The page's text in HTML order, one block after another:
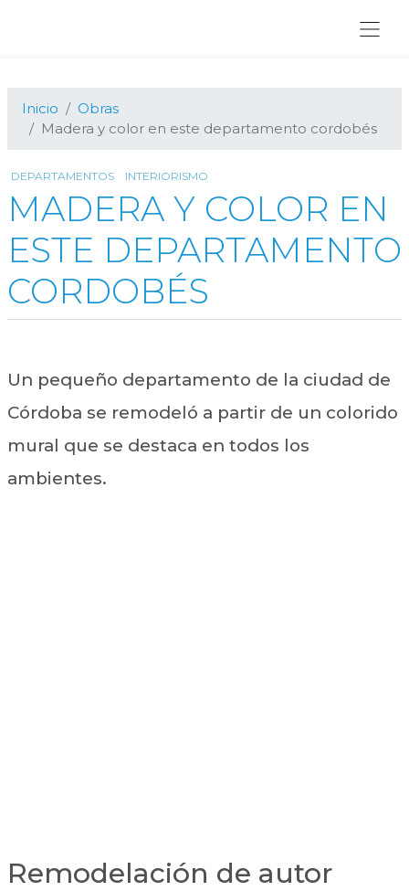
Inicio
Obras
Madera y color en este departamento cordobés
DEPARTAMENTOS INTERIORISMO
MADERA Y COLOR EN
ESTE DEPARTAMENTO
CORDOBÉS
Un pequeño departamento de la ciudad de
Córdoba se remodeló a partir de un colorido
mural que se destaca en todos los
ambientes.
Remodelación de autor